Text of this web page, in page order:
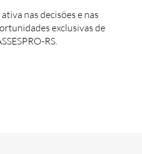
nas decisões e nas
exclusivas de
RS.